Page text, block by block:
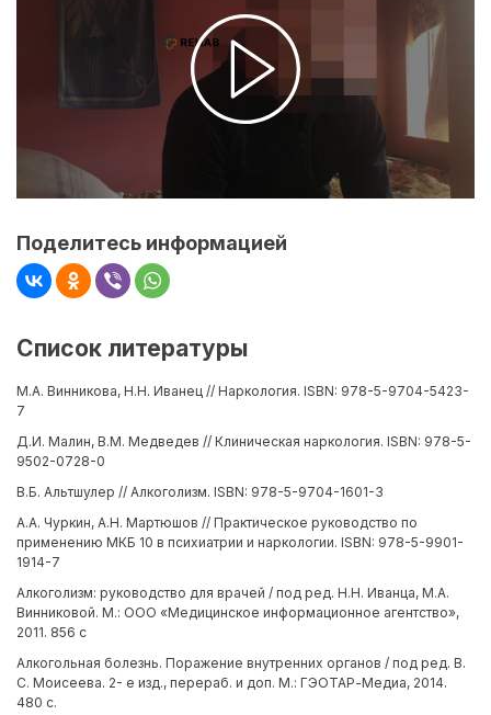
Поделитесь информацией
Список литературы
М.А. Винникова, Н.Н. Иванец // Наркология. ISBN: 978-5-9704-5423-
7
Д.И. Малин, В.М. Медведев // Клиническая наркология. ISBN: 978-5-
9502-0728-0
В.Б. Альтшулер // Алкоголизм. ISBN: 978-5-9704-1601-3
А.А. Чуркин, А.Н. Мартюшов // Практическое руководство по
применению МКБ 10 в психиатрии и наркологии. ISBN: 978-5-9901-
1914-7
Алкоголизм: руководство для врачей / под ред. Н.Н. Иванца, М.А.
Винниковой. М.: ООО «Медицинское информационное агентство»,
2011. 856 с
Алкогольная болезнь. Поражение внутренних органов / под ред. В.
С. Моисеева. 2- е изд., перераб. и доп. М.: ГЭОТАР-Медиа, 2014.
480 с.